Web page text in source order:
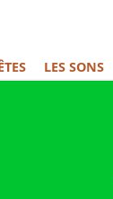
LES SONS